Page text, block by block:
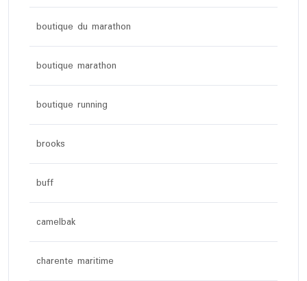
boutique du marathon
boutique marathon
boutique running
brooks
buff
camelbak
charente maritime